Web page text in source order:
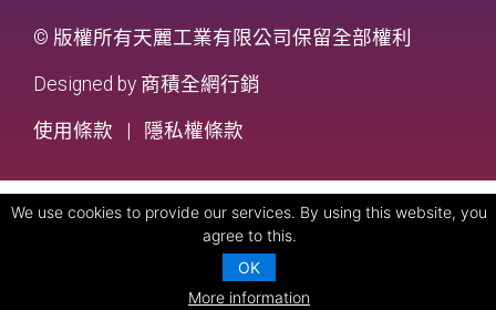
© 版權所有天麗工業有限公司保留全部權利
Designed by 商積全網行銷
使用條款 隱私權條款
We use cookies to provide our services. By using this website, you
agree to this.
OK
More information